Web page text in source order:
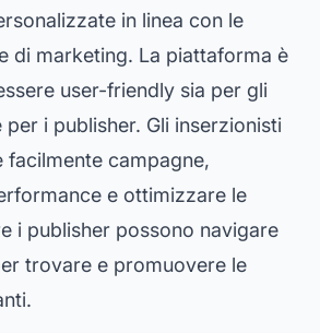
in linea con le
di marketing. La piattaforma è
user-friendly sia per gli
per i publisher. Gli inserzionisti
facilmente campagne,
e ottimizzare le
i publisher possono navigare
trovare e promuovere le